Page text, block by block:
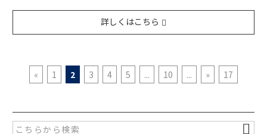
詳しくはこちら
« 1 2 3 4 5 ... 10 ... » 17